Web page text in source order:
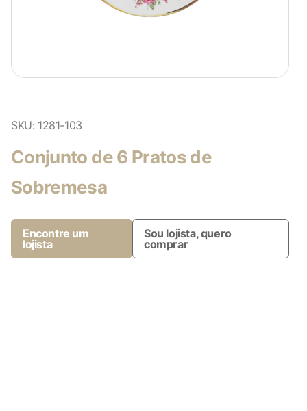
SKU: 1281-103
Conjunto de 6 Pratos de
Sobremesa
Encontre um
lojista
Sou lojista, quero
comprar